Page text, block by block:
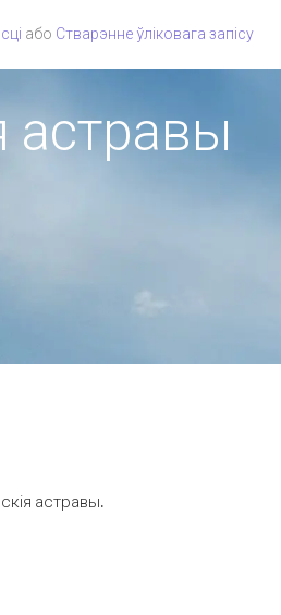
або Стварэнне ўліковага запісу
астравы
астравы.